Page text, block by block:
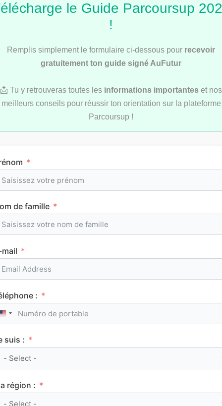
Lettres de motivation Parcoursup : 101
L’emploi du temps en première (cours et
horaires)
Le classement des meilleurs Sciences Po (IEP)
sur Parcoursup 2026
le Guide Parcoursup
!
Remplis simplement le formulaire ci-dessous pour recevoir
gratuitement ton guide signé AuFutur
📩 Tu y retrouveras toutes les informations importantes et nos
meilleurs conseils pour réussir ton orientation sur la plateforme
Parcoursup !
de famille
:
United States +1
suis :
région :